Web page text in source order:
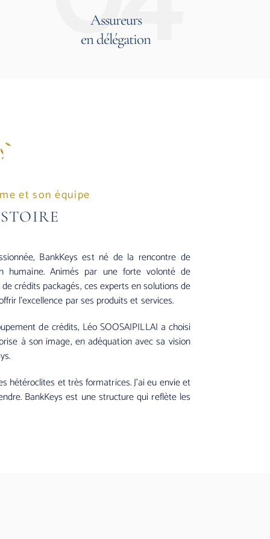
Assureurs
en délégation
et son équipe
BankKeys est né de la rencontre de
humaine. Animés par une forte volonté de
crédits packagés, ces experts en solutions de
l’excellence par ses produits et services.
de crédits, Léo SOOSAIPILLAI a choisi
à son image, en adéquation avec sa vision
hétéroclites et très formatrices. J’ai eu envie et
BankKeys est une structure qui reflète les